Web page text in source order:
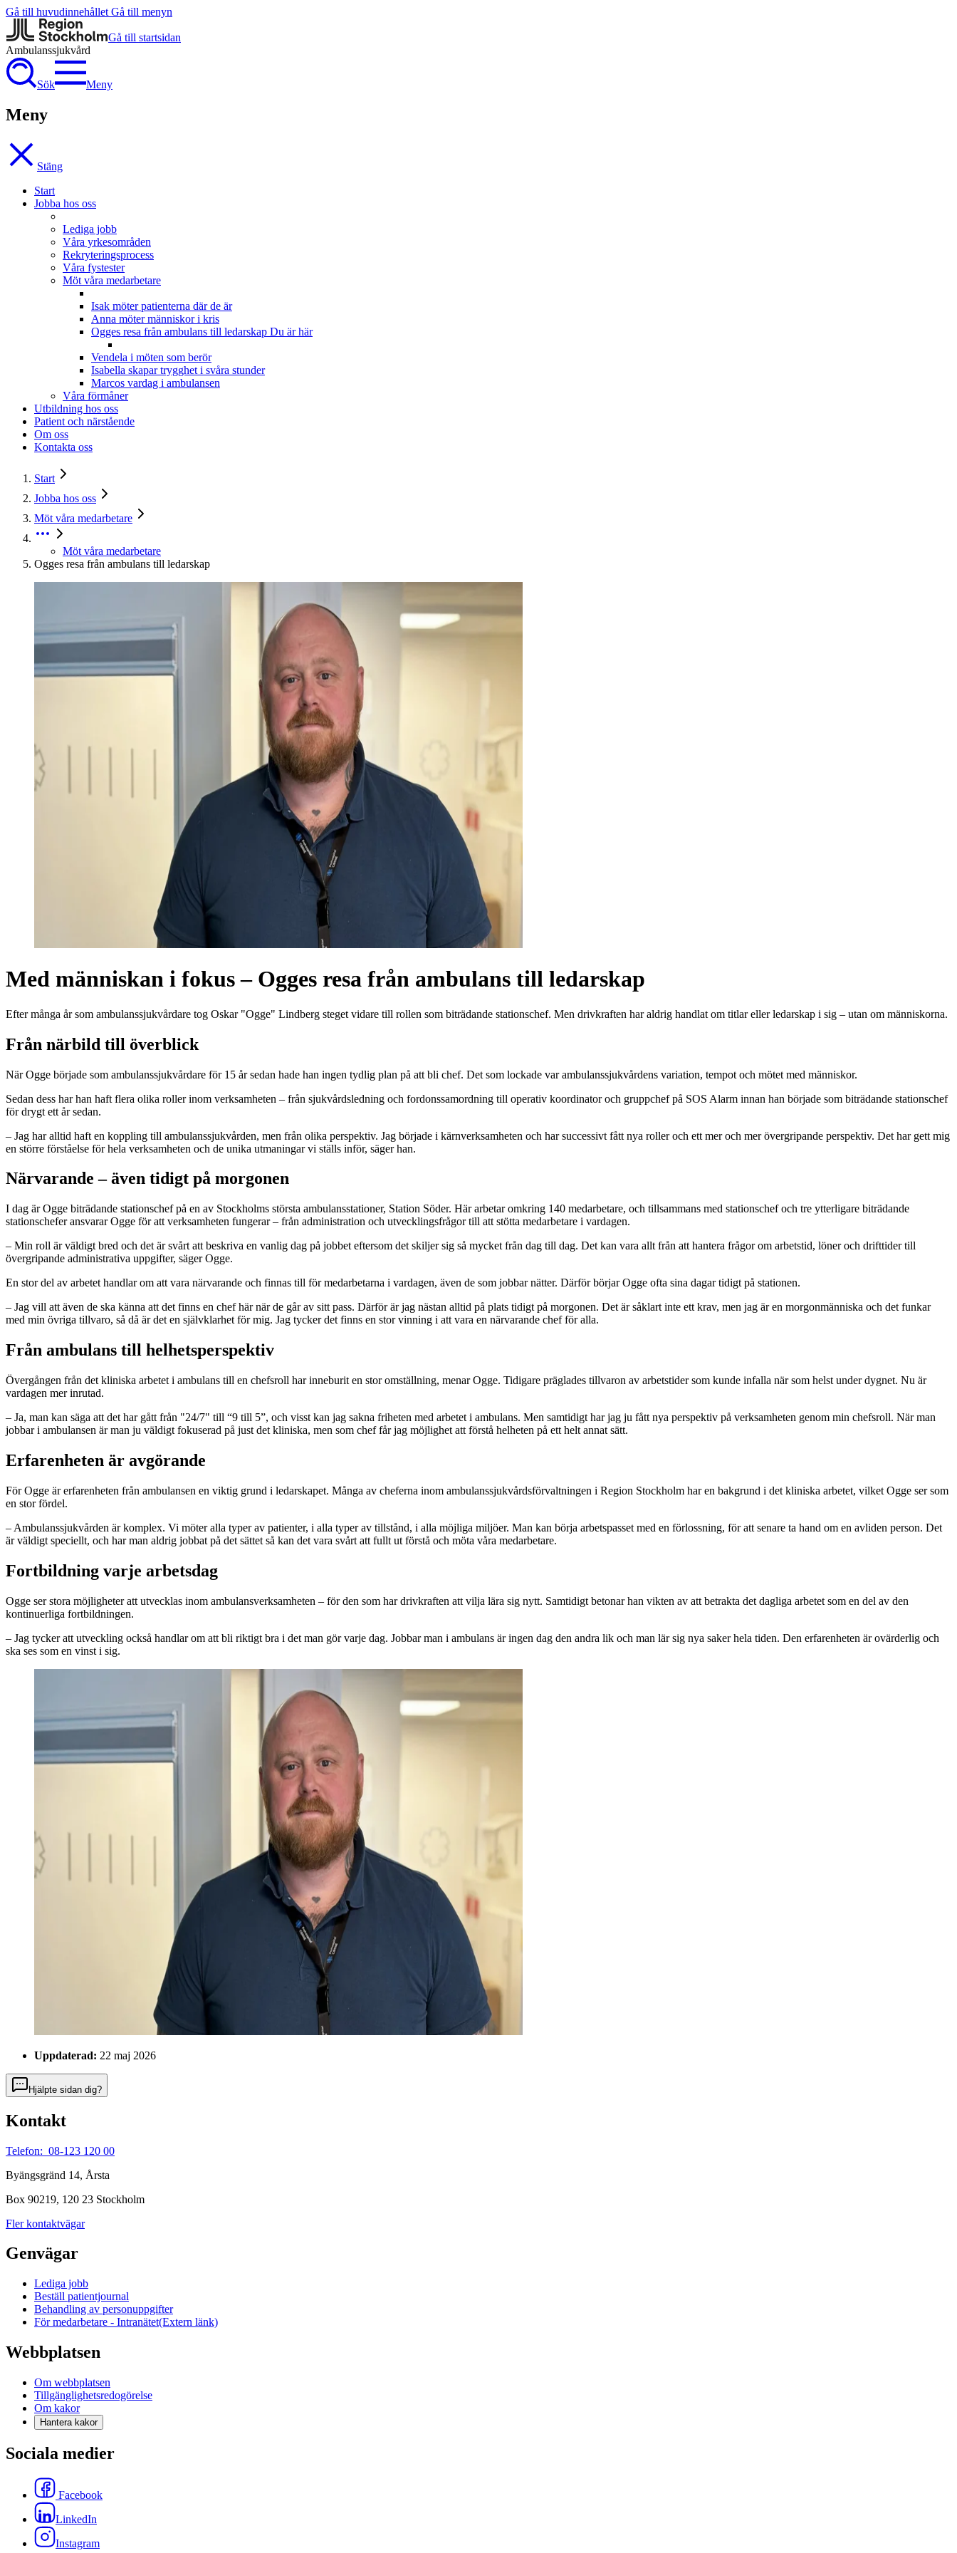
Gå till huvudinnehållet Gå till menyn
Gå till startsidan
Ambulanssjukvård
Sök Meny
Meny
Stäng
Start
Jobba hos oss
Lediga jobb
Våra yrkesområden
Rekryteringsprocess
Våra fystester
Möt våra medarbetare
Isak möter patienterna där de är
Anna möter människor i kris
Ogges resa från ambulans till ledarskap Du är här
Vendela i möten som berör
Isabella skapar trygghet i svåra stunder
Marcos vardag i ambulansen
Våra förmåner
Utbildning hos oss
Patient och närstående
Om oss
Kontakta oss
Start
Jobba hos oss
Möt våra medarbetare
Möt våra medarbetare
Ogges resa från ambulans till ledarskap
Med människan i fokus – Ogges resa från ambulans till ledarskap
Efter många år som ambulanssjukvårdare tog Oskar "Ogge" Lindberg steget vidare till rollen som biträdande stationschef. Men drivkraften har aldrig handlat om titlar eller ledarskap i sig – utan om människorna.
Från närbild till överblick
När Ogge började som ambulanssjukvårdare för 15 år sedan hade han ingen tydlig plan på att bli chef. Det som lockade var ambulanssjukvårdens variation, tempot och mötet med människor.
Sedan dess har han haft flera olika roller inom verksamheten – från sjukvårdsledning och fordonssamordning till operativ koordinator och gruppchef på SOS Alarm innan han började som biträdande stationschef
för drygt ett år sedan.
– Jag har alltid haft en koppling till ambulanssjukvården, men från olika perspektiv. Jag började i kärnverksamheten och har successivt fått nya roller och ett mer och mer övergripande perspektiv. Det har gett mig
en större förståelse för hela verksamheten och de unika utmaningar vi ställs inför, säger han.
Närvarande – även tidigt på morgonen
I dag är Ogge biträdande stationschef på en av Stockholms största ambulansstationer, Station Söder. Här arbetar omkring 140 medarbetare, och tillsammans med stationschef och tre ytterligare biträdande
stationschefer ansvarar Ogge för att verksamheten fungerar – från administration och utvecklingsfrågor till att stötta medarbetare i vardagen.
– Min roll är väldigt bred och det är svårt att beskriva en vanlig dag på jobbet eftersom det skiljer sig så mycket från dag till dag. Det kan vara allt från att hantera frågor om arbetstid, löner och drifttider till
övergripande administrativa uppgifter, säger Ogge.
En stor del av arbetet handlar om att vara närvarande och finnas till för medarbetarna i vardagen, även de som jobbar nätter. Därför börjar Ogge ofta sina dagar tidigt på stationen.
– Jag vill att även de ska känna att det finns en chef här när de går av sitt pass. Därför är jag nästan alltid på plats tidigt på morgonen. Det är såklart inte ett krav, men jag är en morgonmänniska och det funkar
med min övriga tillvaro, så då är det en självklarhet för mig. Jag tycker det finns en stor vinning i att vara en närvarande chef för alla.
Från ambulans till helhetsperspektiv
Övergången från det kliniska arbetet i ambulans till en chefsroll har inneburit en stor omställning, menar Ogge. Tidigare präglades tillvaron av arbetstider som kunde infalla när som helst under dygnet. Nu är
vardagen mer inrutad.
– Ja, man kan säga att det har gått från "24/7" till “9 till 5”, och visst kan jag sakna friheten med arbetet i ambulans. Men samtidigt har jag ju fått nya perspektiv på verksamheten genom min chefsroll. När man
jobbar i ambulansen är man ju väldigt fokuserad på just det kliniska, men som chef får jag möjlighet att förstå helheten på ett helt annat sätt.
Erfarenheten är avgörande
För Ogge är erfarenheten från ambulansen en viktig grund i ledarskapet. Många av cheferna inom ambulanssjukvårdsförvaltningen i Region Stockholm har en bakgrund i det kliniska arbetet, vilket Ogge ser som
en stor fördel.
– Ambulanssjukvården är komplex. Vi möter alla typer av patienter, i alla typer av tillstånd, i alla möjliga miljöer. Man kan börja arbetspasset med en förlossning, för att senare ta hand om en avliden person. Det
är väldigt speciellt, och har man aldrig jobbat på det sättet så kan det vara svårt att fullt ut förstå och möta våra medarbetare.
Fortbildning varje arbetsdag
Ogge ser stora möjligheter att utvecklas inom ambulansverksamheten – för den som har drivkraften att vilja lära sig nytt. Samtidigt betonar han vikten av att betrakta det dagliga arbetet som en del av den
kontinuerliga fortbildningen.
– Jag tycker att utveckling också handlar om att bli riktigt bra i det man gör varje dag. Jobbar man i ambulans är ingen dag den andra lik och man lär sig nya saker hela tiden. Den erfarenheten är ovärderlig och
ska ses som en vinst i sig.
Uppdaterad: 22 maj 2026
Hjälpte sidan dig?
Kontakt
Telefon: 08-123 120 00
Byängsgränd 14, Årsta
Box 90219, 120 23 Stockholm
Fler kontaktvägar
Genvägar
Lediga jobb
Beställ patientjournal
Behandling av personuppgifter
För medarbetare - Intranätet(Extern länk)
Webbplatsen
Om webbplatsen
Tillgänglighetsredogörelse
Om kakor
Hantera kakor
Sociala medier
Facebook
LinkedIn
Instagram